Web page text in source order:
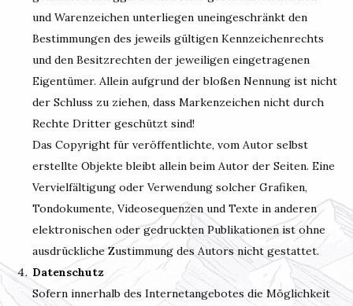
und Warenzeichen unterliegen uneingeschränkt den
Bestimmungen des jeweils gültigen Kennzeichenrechts
und den Besitzrechten der jeweiligen eingetragenen
Eigentümer. Allein aufgrund der bloßen Nennung ist nicht
der Schluss zu ziehen, dass Markenzeichen nicht durch
Rechte Dritter geschützt sind!
Das Copyright für veröffentlichte, vom Autor selbst
erstellte Objekte bleibt allein beim Autor der Seiten. Eine
Vervielfältigung oder Verwendung solcher Grafiken,
Tondokumente, Videosequenzen und Texte in anderen
elektronischen oder gedruckten Publikationen ist ohne
ausdrückliche Zustimmung des Autors nicht gestattet.
Datenschutz
Sofern innerhalb des Internetangebotes die Möglichkeit